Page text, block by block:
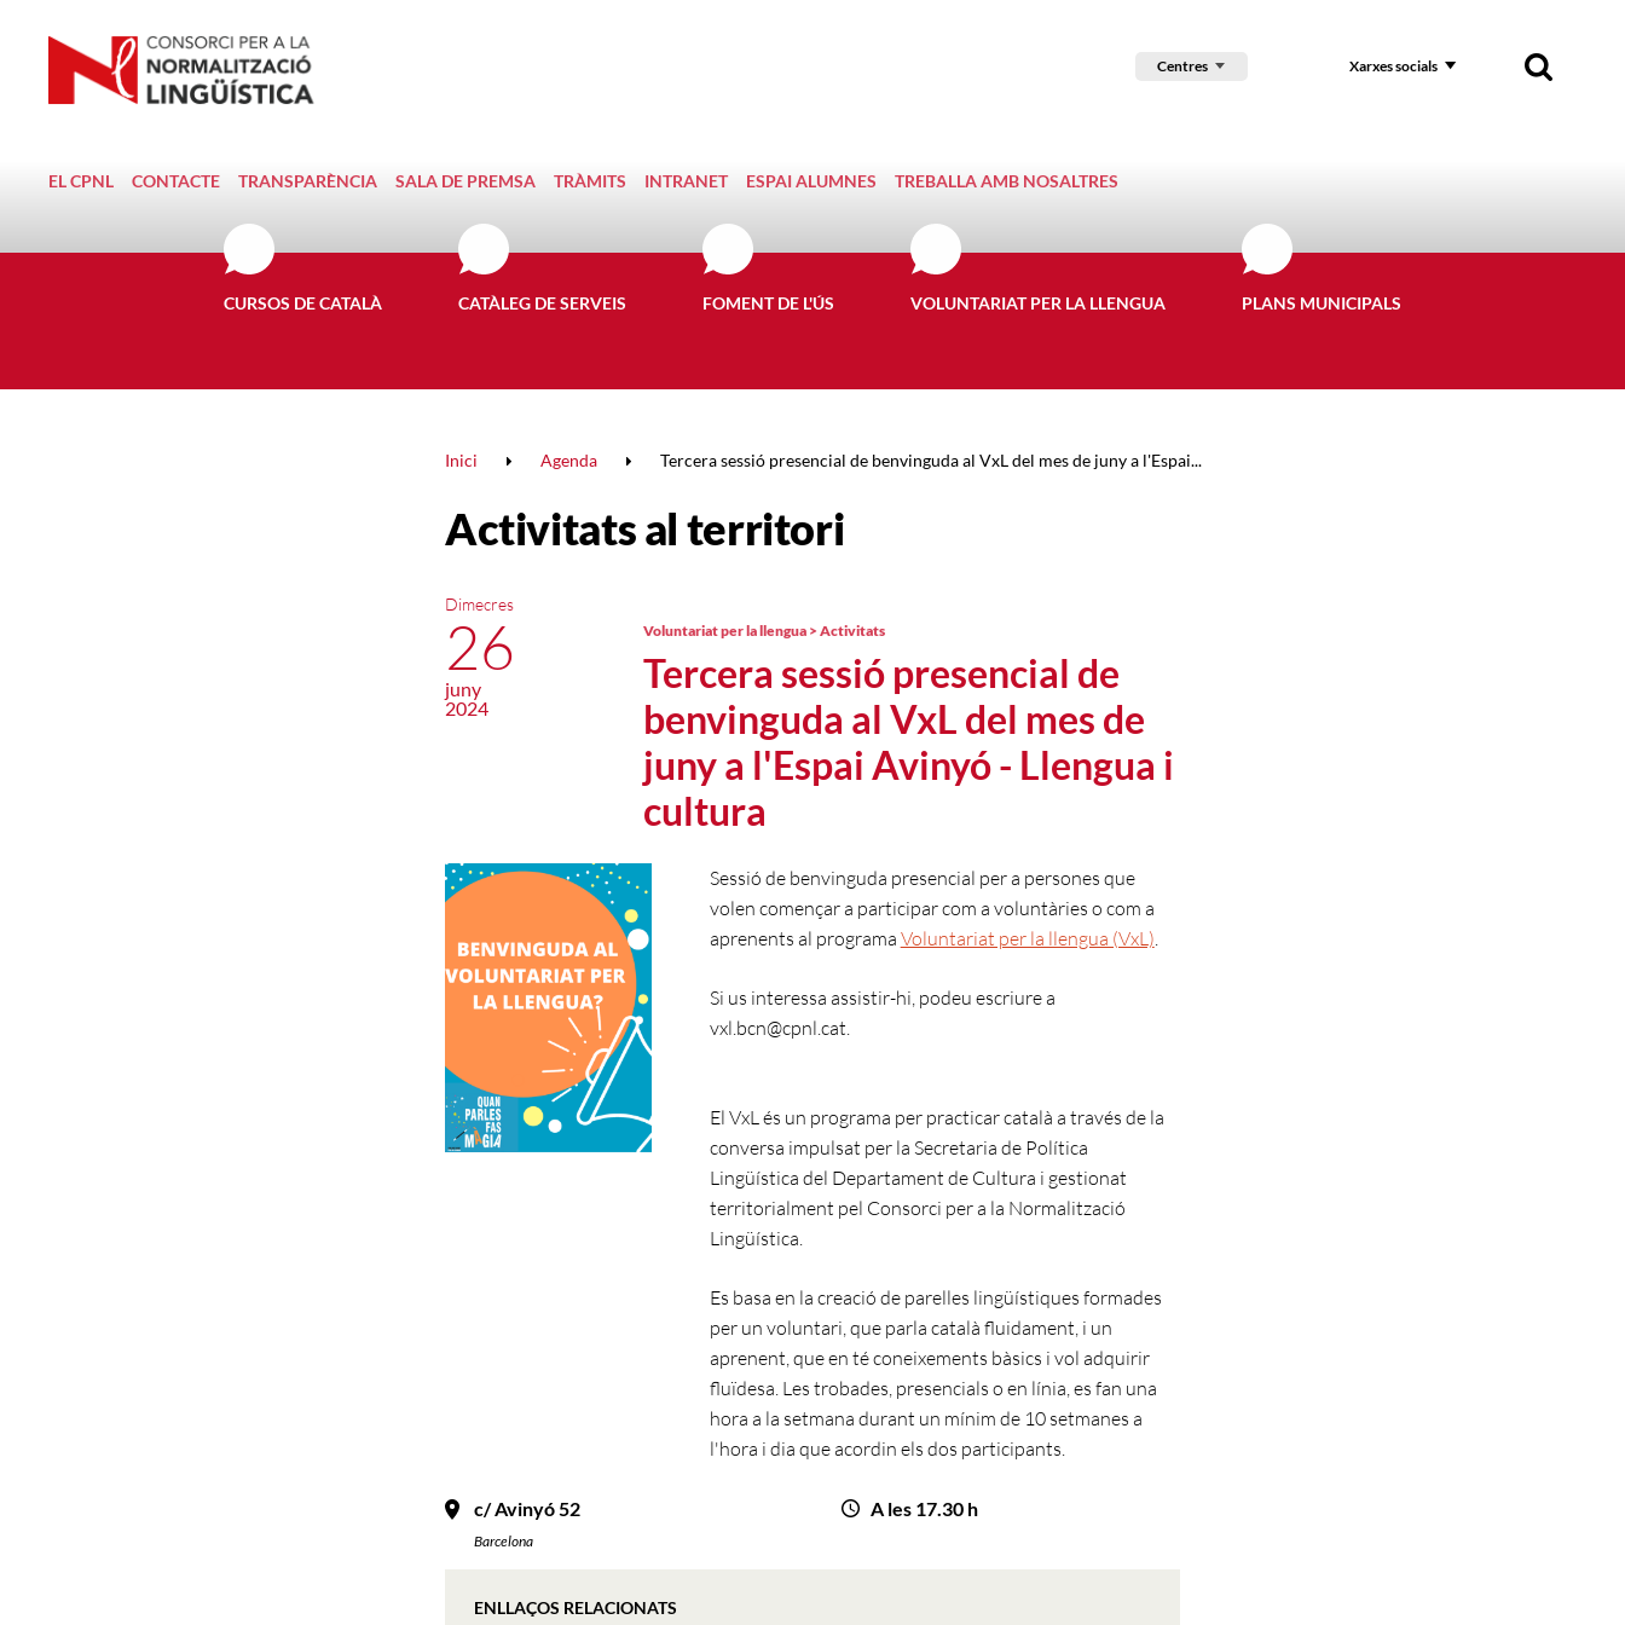
Centres Xarxes socials
EL CPNL CONTACTE TRANSPARÈNCIA SALA DE PREMSA TRÀMITS INTRANET ESPAI ALUMNES TREBALLA AMB NOSALTRES
CURSOS DE CATALÀ CATÀLEG DE SERVEIS FOMENT DE L'ÚS VOLUNTARIAT PER LA LLENGUA PLANS MUNICIPALS
Inici Agenda Tercera sessió presencial de benvinguda al VxL del mes de juny a l'Espai...
Activitats al territori
Tercera sessió presencial de
benvinguda al VxL del mes de
juny a l'Espai Avinyó - Llengua i
cultura
Voluntariat per la llengua > Activitats
Dimecres
26
juny
2024
Sessió de benvinguda presencial per a persones que
volen començar a participar com a voluntàries o com a
aprenents al programa Voluntariat per la llengua (VxL).
Si us interessa assistir-hi, podeu escriure a
vxl.bcn@cpnl.cat.
El VxL és un programa per practicar català a través de la
conversa impulsat per la Secretaria de Política
Lingüística del Departament de Cultura i gestionat
territorialment pel Consorci per a la Normalització
Lingüística.
Es basa en la creació de parelles lingüístiques formades
per un voluntari, que parla català fluidament, i un
aprenent, que en té coneixements bàsics i vol adquirir
fluïdesa. Les trobades, presencials o en línia, es fan una
hora a la setmana durant un mínim de 10 setmanes a
l'hora i dia que acordin els dos participants.
c/ Avinyó 52
Barcelona
A les 17.30 h
ENLLAÇOS RELACIONATS